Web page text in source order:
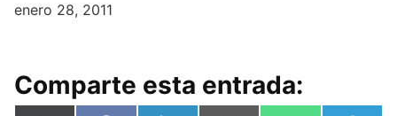
enero 28, 2011
Comparte esta entrada: